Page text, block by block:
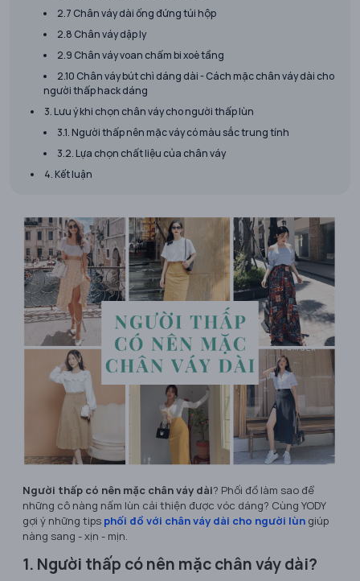
2.7 Chân váy dài ống đứng túi hộp
2.8 Chân váy dập ly
2.9 Chân váy voan chấm bi xoè tầng
2.10 Chân váy bút chì dáng dài - Cách mặc chân váy dài cho
người thấp hack dáng
3. Lưu ý khi chọn chân váy cho người thấp lùn
3.1. Người thấp nên mặc váy có màu sắc trung tính
3.2. Lựa chọn chất liệu của chân váy
4. Kết luận
Người thấp có nên mặc chân váy dài? Phối đồ làm sao để
những cô nàng nấm lùn cải thiện được vóc dáng? Cùng YODY
gợi ý những tips phối đồ với chân váy dài cho người lùn giúp
nàng sang - xịn - mịn.
1. Người thấp có nên mặc chân váy dài?